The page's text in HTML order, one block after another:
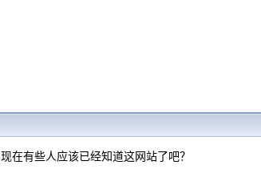
现在有些人应该已经知道这网站了吧？